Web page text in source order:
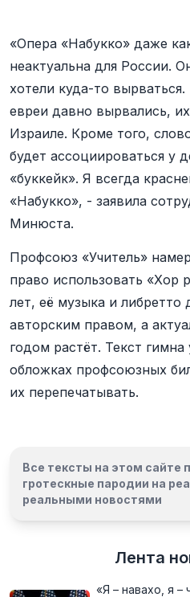
«Опера «Набукко» даже
неактуальна для России.
хотели куда-то
евреи давно вырвались,
Израиле. Кроме того,
будет ассоциироваться у
«буккейк». Я всегда
«Набукко», - заявила
Минюста.
Профсоюз «Учитель»
право использовать «Хор
лет, её музыка и либретто
авторским правом, а
годом растёт. Текст
обложках профсоюзных
их перепечатывать.
Все тексты на этом сайте
гротескные пародии на
реальными новостями
Лента
«Я – навахо, я –